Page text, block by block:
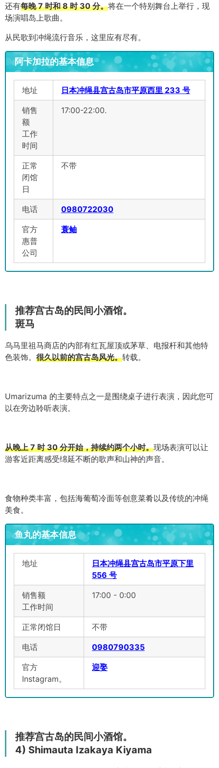
还有每晚 7 时和 8 时 30 分。将在一个特别舞台上举行，现
场演唱岛上歌曲。
从民歌到冲绳流行音乐，这里应有尽有。
阿卡加拉的基本信息
地址 日本冲绳县宫古岛市平原西里 233 号
销售
额
工作
时间
17:00-22:00.
正常
闭馆
日
不带
电话 0980722030
官方
惠普
公司
蓑鲉
推荐宫古岛的民间小酒馆。
斑马
乌马里祖马商店的内部有红瓦屋顶或茅草、电报杆和其他特
色装饰。 很久以前的宫古岛风光。转载。
Umarizuma 的主要特点之一是围绕桌子进行表演，因此您可
以在旁边聆听表演。
从晚上 7 时 30 分开始，持续约两个小时。现场表演可以让
游客近距离感受绵延不断的歌声和山神的声音。
食物种类丰富，包括海葡萄冷面等创意菜肴以及传统的冲绳
美食。
鱼丸的基本信息
地址
日本冲绳县宫古岛市平原下里
556 号
销售额
工作时间
17:00 - 0:00
正常闭馆日 不带
电话 0980790335
官方
Instagram。
迎娶
推荐宫古岛的民间小酒馆。
4) Shimauta Izakaya Kiyama